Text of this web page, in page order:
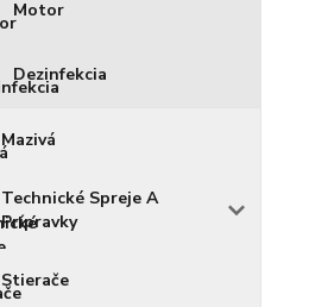
Motor
Dezinfekcia
Mazivá
Technické Spreje A
Prípravky
Stierače